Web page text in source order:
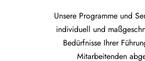
Unsere Programme und
individuell und
Bedürfnisse Ihrer
Mitarbeitenden